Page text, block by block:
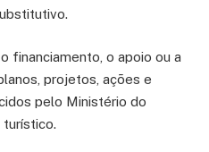
financiamento, o apoio ou a
projetos, ações e
pelo Ministério do
turístico.